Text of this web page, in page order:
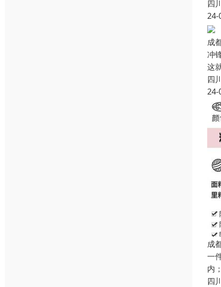
四
24-
成
冲
这
四
24-
成
一
内
四